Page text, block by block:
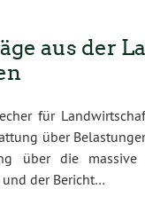
aus der
für
über
über die massive
und der Bericht…